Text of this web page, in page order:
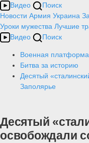
Видео
Поиск
Новости Армия Украина
Уроки мужества Лучшие
Видео
Поиск
Военная платформа
Битва за историю
Десятый
Заполярье
Десятый
освобождали